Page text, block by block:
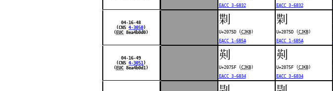
EACC 3-6832
EACC 3-6832
04-16-48
(CNS4-3050 )
( EUC 8ea4b0d0)
𠝝
U+2075D (CJKB)
EACC 1-6B5A
𠝝
U+2075D (CJKB)
EACC 1-6B5A
04-16-49
(CNS4-3051 )
( EUC 8ea4b0d1)
𠝟
U+2075F (CJKB)
EACC 3-6834
𠝟
U+2075F (CJKB)
EACC 3-6834